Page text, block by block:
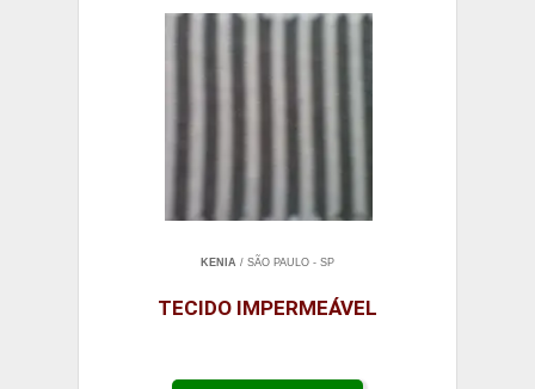
KENIA / SÃO PAULO - SP
TECIDO IMPERMEÁVEL